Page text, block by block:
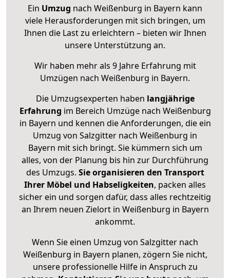
Ein Umzug nach Weißenburg in Bayern kann
viele Herausforderungen mit sich bringen, um
Ihnen die Last zu erleichtern – bieten wir Ihnen
unsere Unterstützung an.
Wir haben mehr als 9 Jahre Erfahrung mit
Umzügen nach Weißenburg in Bayern.
Die Umzugsexperten haben langjährige
Erfahrung im Bereich Umzüge nach Weißenburg
in Bayern und kennen die Anforderungen, die ein
Umzug von Salzgitter nach Weißenburg in
Bayern mit sich bringt. Sie kümmern sich um
alles, von der Planung bis hin zur Durchführung
des Umzugs. Sie organisieren den Transport
Ihrer Möbel und Habseligkeiten, packen alles
sicher ein und sorgen dafür, dass alles rechtzeitig
an Ihrem neuen Zielort in Weißenburg in Bayern
ankommt.
Wenn Sie einen Umzug von Salzgitter nach
Weißenburg in Bayern planen, zögern Sie nicht,
unsere professionelle Hilfe in Anspruch zu